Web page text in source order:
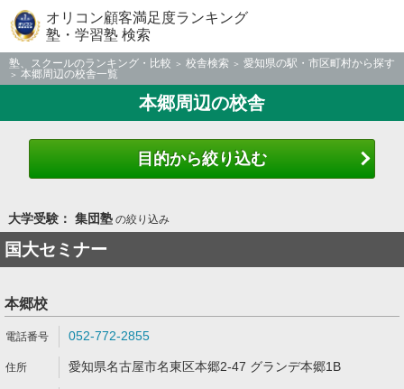
オリコン顧客満足度ランキング
塾・学習塾 検索
塾、スクールのランキング・比較 校舎検索
愛知県の駅・市区町村から探す
本郷周辺の校舎一覧
本郷周辺の校舎
目的から絞り込む
大学受験： 集団塾の絞り込み
国大セミナー
本郷校
052-772-2855
愛知県名古屋市名東区本郷2-47 グランデ本郷1B